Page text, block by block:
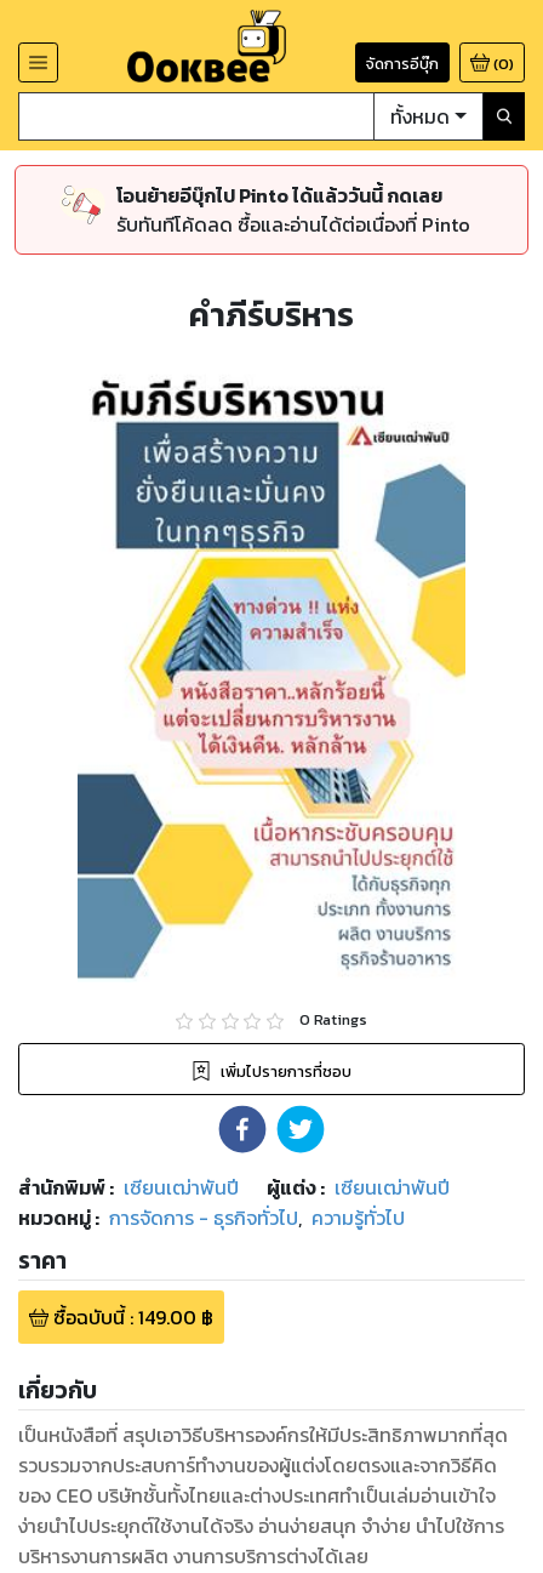
จัดการอีบุ๊ก (0)
ทั้งหมด
โอนย้ายอีบุ๊กไป Pinto ได้แล้ววันนี้ กดเลย
รับทันทีโค้ดลด ซื้อและอ่านได้ต่อเนื่องที่ Pinto
คำภีร์บริหาร
0 Ratings
เพิ่มไปรายการที่ชอบ
สำนักพิมพ์: เซียนเฒ่าพันปี ผู้แต่ง : เซียนเฒ่าพันปี
หมวดหมู่: การจัดการ - ธุรกิจทั่วไป, ความรู้ทั่วไป
ราคา
ซื้อฉบับนี้:149.00 ฿
เกี่ยวกับ
เป็นหนังสือที่ สรุปเอาวิธีบริหารองค์กรให้มีประสิทธิภาพมากที่สุด
รวบรวมจากประสบการ์ทำงานของผู้แต่งโดยตรงและจากวิธีคิด
ของ CEO บริษัทชั้นทั้งไทยและต่างประเทศทำเป็นเล่มอ่านเข้าใจ
ง่ายนำไปประยุกต์ใช้งานได้จริง อ่านง่ายสนุก จำง่าย นำไปใช้การ